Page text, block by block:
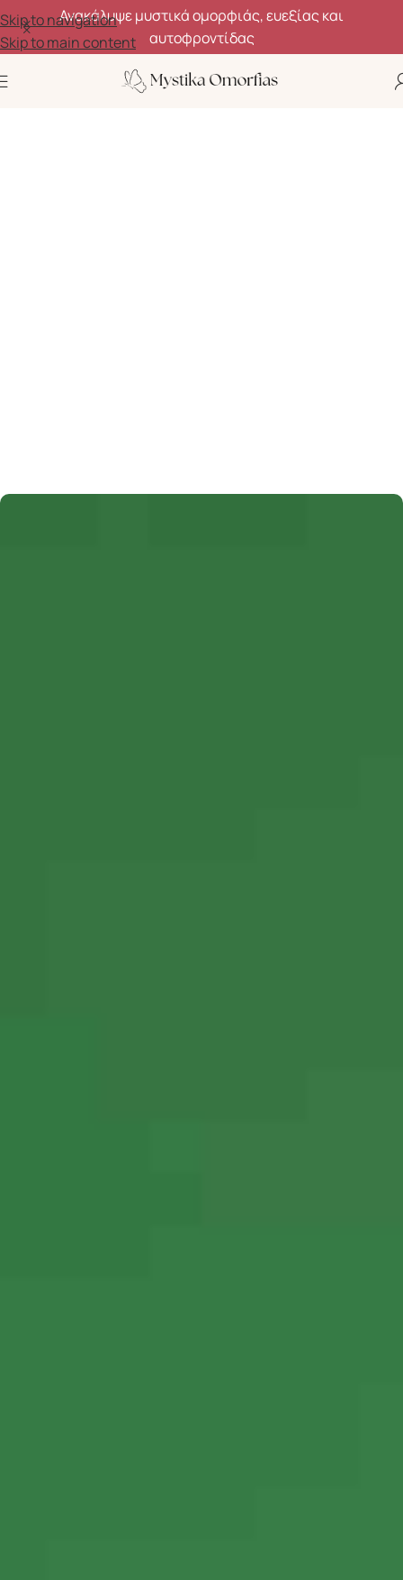
Skip to navigation
Skip to main content
Ανακάλυψε μυστικά ομορφιάς, ευεξίας και
αυτοφροντίδας